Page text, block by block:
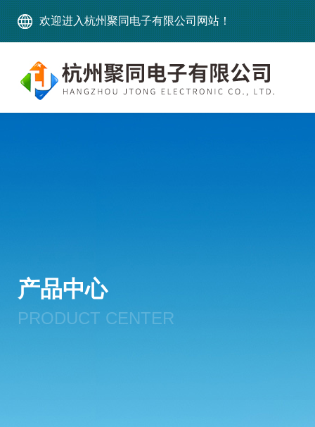
欢迎进入杭州聚同电子有限公司网站！
产品中心
PRODUCT CENTER